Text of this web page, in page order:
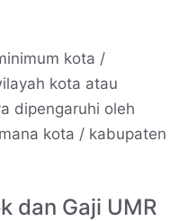
kota /
kota atau
dipengaruhi oleh
kota / kabupaten
dan Gaji UMR